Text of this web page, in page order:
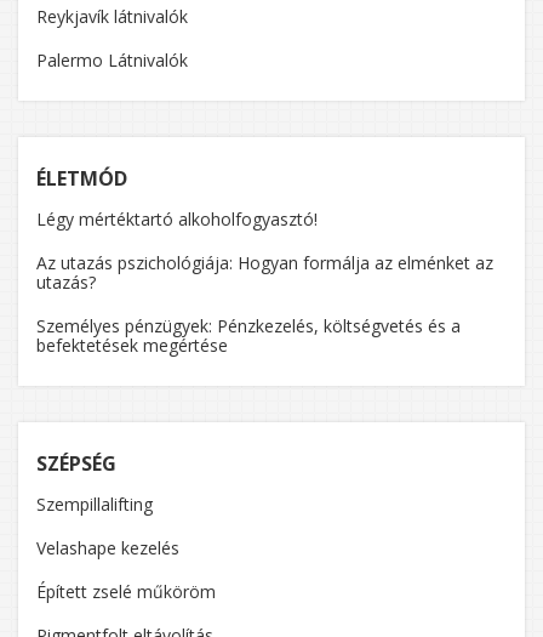
Reykjavík látnivalók
Palermo Látnivalók
ÉLETMÓD
Légy mértéktartó alkoholfogyasztó!
Az utazás pszichológiája: Hogyan formálja az elménket az
utazás?
Személyes pénzügyek: Pénzkezelés, költségvetés és a
befektetések megértése
SZÉPSÉG
Szempillalifting
Velashape kezelés
Épített zselé műköröm